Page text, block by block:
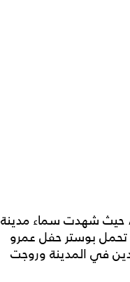
حيث شهدت سماء مدينة
تحمل بوستر حفل عمرو
في المدينة وروجت